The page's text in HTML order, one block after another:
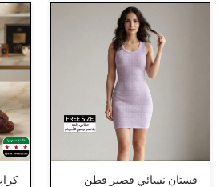
فستان نسائي قصير قطن